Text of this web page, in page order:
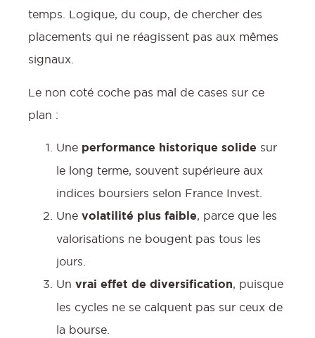
temps. Logique, du coup, de chercher des
placements qui ne réagissent pas aux mêmes
signaux.
Le non coté coche pas mal de cases sur ce
plan :
Une performance historique solide sur
le long terme, souvent supérieure aux
indices boursiers selon France Invest.
Une volatilité plus faible, parce que les
valorisations ne bougent pas tous les
jours.
Un vrai effet de diversification, puisque
les cycles ne se calquent pas sur ceux de
la bourse.